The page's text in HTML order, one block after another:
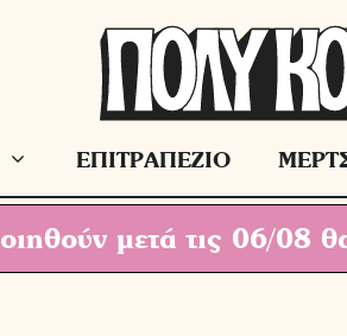
ΕΠΙΤΡΑΠΕΖΙΟ
μετά τις 06/08